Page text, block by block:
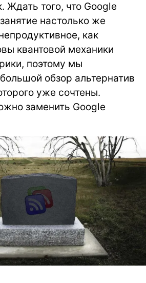
Ждать того, что Google
настолько же
как
квантовой механики
поэтому мы
обзор альтернатив
уже сочтены.
заменить Google